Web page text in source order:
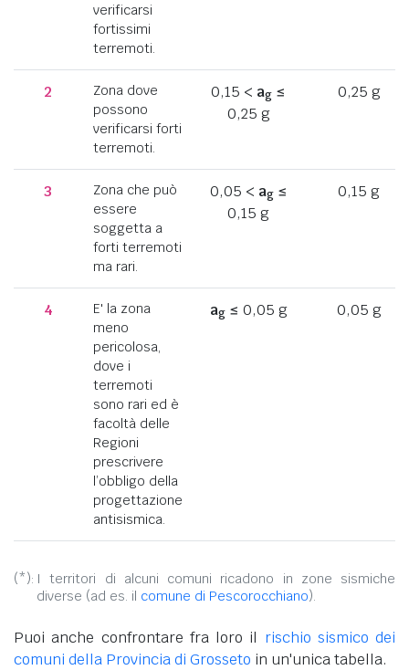
verificarsi
fortissimi
terremoti.
2
Zona dove
possono
verificarsi forti
terremoti.
0,15 < ag ≤
0,25 g
0,25 g
3
Zona che può
essere
soggetta a
forti terremoti
ma rari.
0,05 < ag≤
0,15 g
0,15 g
4
E' la zona
meno
pericolosa,
dove i
terremoti
sono rari ed è
facoltà delle
Regioni
prescrivere
l’obbligo della
progettazione
antisismica.
ag≤ 0,05 g 0,05 g
(*): I territori di alcuni comuni ricadono in zone sismiche
diverse (ad es. il comune di Pescorocchiano).
Puoi anche confrontare fra loro il rischio sismico dei
comuni della Provincia di Grosseto in un'unica tabella.